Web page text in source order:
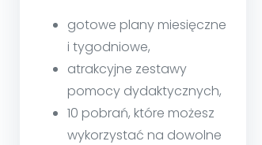
gotowe plany miesięczne
i tygodniowe,
atrakcyjne zestawy
pomocy dydaktycznych,
10 pobrań, które możesz
wykorzystać na dowolne